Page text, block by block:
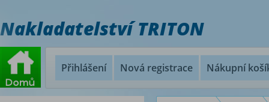
Nakladatelství TRITON
Přihlášení Nová registrace Nákupní